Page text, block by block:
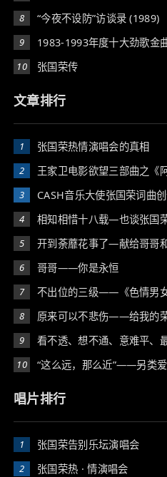
8
“今夜不设防”访谈录 (1989)
9
1983-1993年度十大劲歌金
10
张国荣传
文章排行
1 张国荣热情演唱会的真相
2
王家卫电影欲望三部曲之《
3
CASH音乐大使张国荣词曲
4
相知相惜十八载—也谈张国
5
开到荼蘼花事了—献给哥哥
6
哥哥——你是永恒
7
不出位的三级——《色情男女
8
原来可以不悲伤——给我的
9
看不透、想不通、意难平
10
“这么远，那么近”——另类
唱片排行
1 张国荣告别乐坛演唱会
2
张国荣热 · 情演唱会